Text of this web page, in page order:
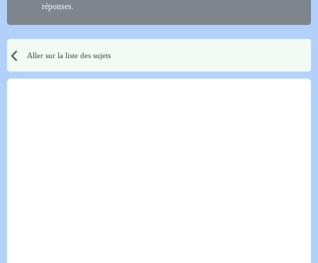
réponses.
Aller sur la liste des sujets